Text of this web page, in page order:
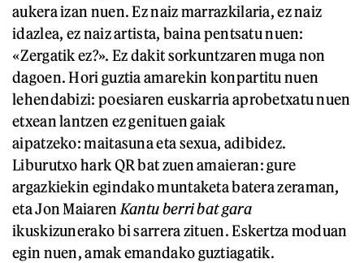
aukera izan nuen. Ez naiz marrazkilaria, ez naiz
idazlea, ez naiz artista, baina pentsatu nuen:
«Zergatik ez?». Ez dakit sorkuntzaren muga non
dagoen. Hori guztia amarekin konpartitu nuen
lehendabizi: poesiaren euskarria aprobetxatu nuen
etxean lantzen ez genituen gaiak
aipatzeko: maitasuna eta sexua, adibidez.
Liburutxo hark QR bat zuen amaieran: gure
argazkiekin egindako muntaketa batera zeraman,
eta Jon Maiaren Kantu berri bat gara
ikuskizunerako bi sarrera zituen. Eskertza moduan
egin nuen, amak emandako guztiagatik.